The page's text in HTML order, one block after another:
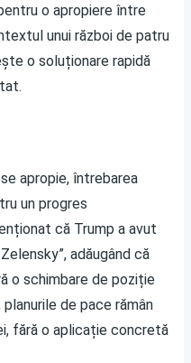
o apropiere între
unui război de patru
o soluționare rapidă
apropie, întrebarea
un progres
că Trump a avut
adăugând că
o schimbare de poziție
planurile de pace rămân
fără o aplicație concretă